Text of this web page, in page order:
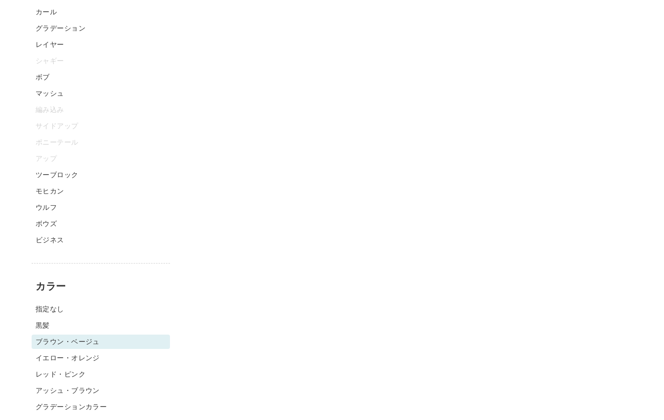
カール
グラデーション
レイヤー
シャギー
ボブ
マッシュ
編み込み
サイドアップ
ポニーテール
アップ
ツーブロック
モヒカン
ウルフ
ボウズ
ビジネス
カラー
指定なし
黒髪
ブラウン・ベージュ
イエロー・オレンジ
レッド・ピンク
アッシュ・ブラウン
グラデーションカラー